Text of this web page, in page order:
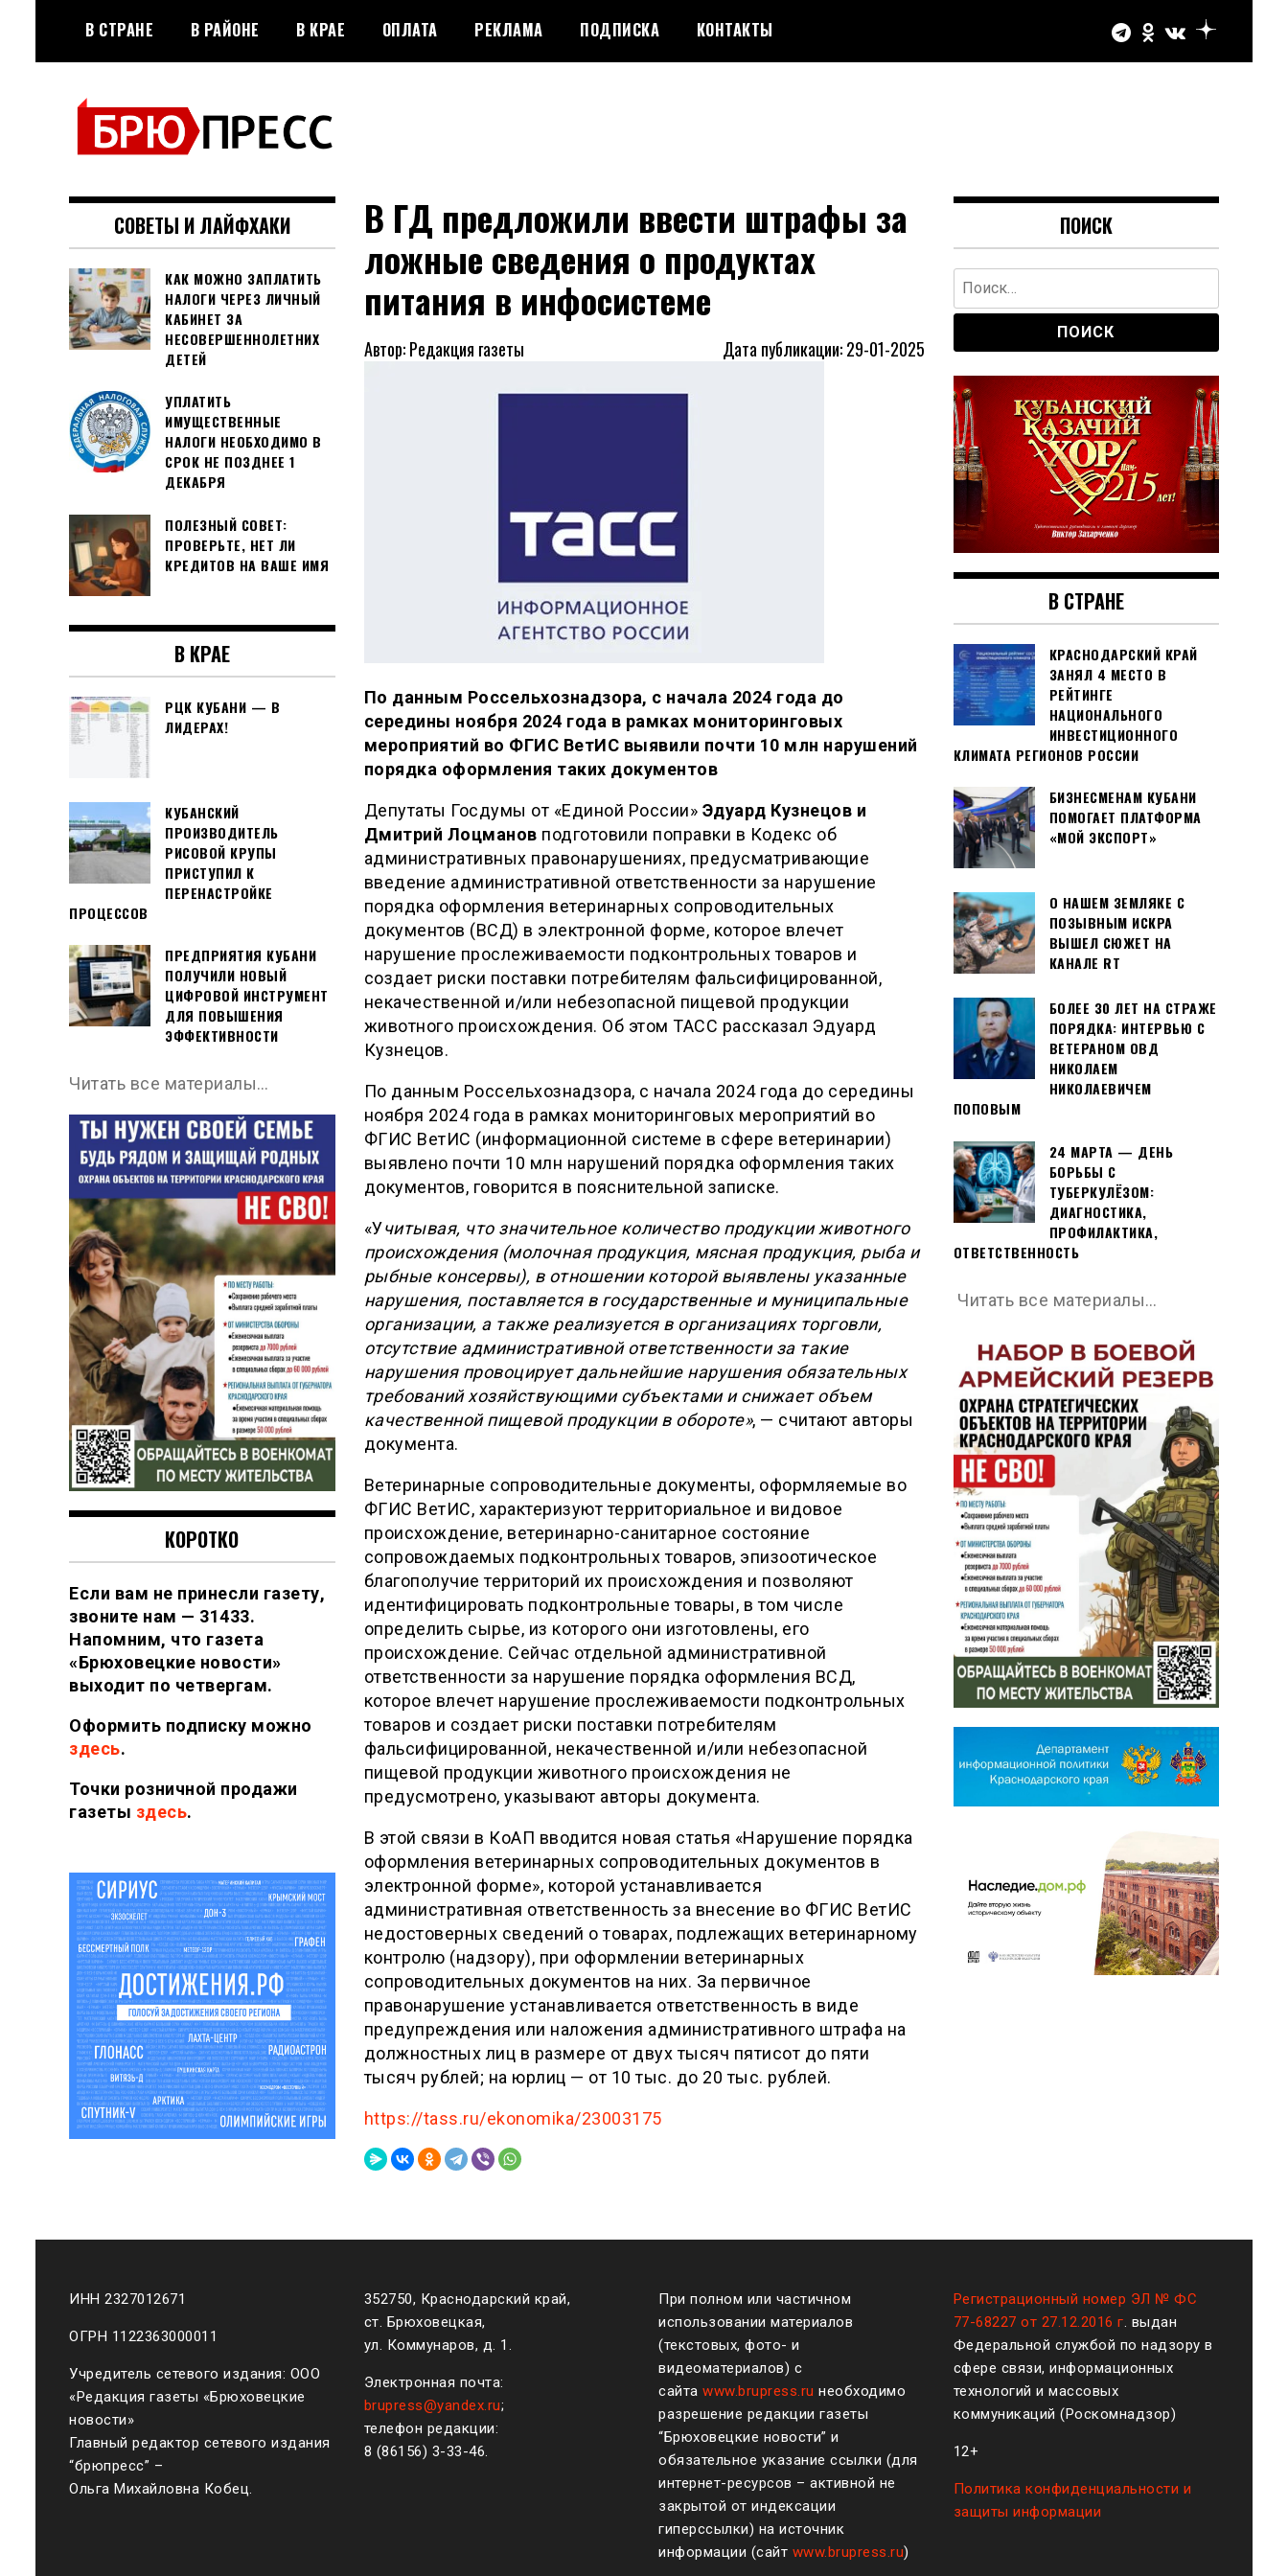
содержимому
В СТРАНЕ В РАЙОНЕ В КРАЕ ОПЛАТА РЕКЛАМА ПОДПИСКА КОНТАКТЫ
БРЮПРЕСС
Официальный сайт газеты
"Брюховецкие новости"
В ГД предложили ввести штрафы за
ложные сведения о продуктах
питания в инфосистеме
Автор: Редакция газеты Дата публикации: 29-01-2025
По данным Россельхознадзора, с начала 2024 года до
середины ноября 2024 года в рамках мониторинговых
мероприятий во ФГИС ВетИС выявили почти 10 млн нарушений
порядка оформления таких документов
Депутаты Госдумы от «Единой России» Эдуард Кузнецов и
Дмитрий Лоцманов подготовили поправки в Кодекс об
административных правонарушениях, предусматривающие
введение административной ответственности за нарушение
порядка оформления ветеринарных сопроводительных
документов (ВСД) в электронной форме, которое влечет
нарушение прослеживаемости подконтрольных товаров и
создает риски поставки потребителям фальсифицированной,
некачественной и/или небезопасной пищевой продукции
животного происхождения. Об этом ТАСС рассказал Эдуард
Кузнецов.
По данным Россельхознадзора, с начала 2024 года до середины
ноября 2024 года в рамках мониторинговых мероприятий во
ФГИС ВетИС (информационной системе в сфере ветеринарии)
выявлено почти 10 млн нарушений порядка оформления таких
документов, говорится в пояснительной записке.
«Учитывая, что значительное количество продукции животного
происхождения (молочная продукция, мясная продукция, рыба и
рыбные консервы), в отношении которой выявлены указанные
нарушения, поставляется в государственные и муниципальные
организации, а также реализуется в организациях торговли,
отсутствие административной ответственности за такие
нарушения провоцирует дальнейшие нарушения обязательных
требований хозяйствующими субъектами и снижает объем
качественной пищевой продукции в обороте», — считают авторы
документа.
Ветеринарные сопроводительные документы, оформляемые во
ФГИС ВетИС, характеризуют территориальное и видовое
происхождение, ветеринарно-санитарное состояние
сопровождаемых подконтрольных товаров, эпизоотическое
благополучие территорий их происхождения и позволяют
идентифицировать подконтрольные товары, в том числе
определить сырье, из которого они изготовлены, его
происхождение. Сейчас отдельной административной
ответственности за нарушение порядка оформления ВСД,
которое влечет нарушение прослеживаемости подконтрольных
товаров и создает риски поставки потребителям
фальсифицированной, некачественной и/или небезопасной
пищевой продукции животного происхождения не
предусмотрено, указывают авторы документа.
В этой связи в КоАП вводится новая статья «Нарушение порядка
оформления ветеринарных сопроводительных документов в
электронной форме», которой устанавливается
административная ответственность за внесение во ФГИС ВетИС
недостоверных сведений о товарах, подлежащих ветеринарному
контролю (надзору), при оформлении ветеринарных
сопроводительных документов на них. За первичное
правонарушение устанавливается ответственность в виде
предупреждения или наложения административного штрафа на
должностных лиц в размере от двух тысяч пятисот до пяти
тысяч рублей; на юрлиц — от 10 тыс. до 20 тыс. рублей.
https://tass.ru/ekonomika/23003175
СОВЕТЫ И ЛАЙФХАКИ
КАК МОЖНО ЗАПЛАТИТЬ
НАЛОГИ ЧЕРЕЗ ЛИЧНЫЙ
КАБИНЕТ ЗА
НЕСОВЕРШЕННОЛЕТНИХ
ДЕТЕЙ
УПЛАТИТЬ
ИМУЩЕСТВЕННЫЕ
НАЛОГИ НЕОБХОДИМО В
СРОК НЕ ПОЗДНЕЕ 1
ДЕКАБРЯ
ПОЛЕЗНЫЙ СОВЕТ:
ПРОВЕРЬТЕ, НЕТ ЛИ
КРЕДИТОВ НА ВАШЕ ИМЯ
В КРАЕ
РЦК КУБАНИ — В
ЛИДЕРАХ!
КУБАНСКИЙ
ПРОИЗВОДИТЕЛЬ
РИСОВОЙ КРУПЫ
ПРИСТУПИЛ К
ПЕРЕНАСТРОЙКЕ
ПРОЦЕССОВ
ПРЕДПРИЯТИЯ КУБАНИ
ПОЛУЧИЛИ НОВЫЙ
ЦИФРОВОЙ ИНСТРУМЕНТ
ДЛЯ ПОВЫШЕНИЯ
ЭФФЕКТИВНОСТИ
Читать все материалы…
КОРОТКО
Если вам не принесли газету,
звоните нам — 31433.
Напомним, что газета
«Брюховецкие новости»
выходит по четвергам.
Оформить подписку можно
здесь.
Точки розничной продажи
газеты здесь.
ПОИСК
Найти:
В СТРАНЕ
КРАСНОДАРСКИЙ КРАЙ
ЗАНЯЛ 4 МЕСТО В
РЕЙТИНГЕ
НАЦИОНАЛЬНОГО
ИНВЕСТИЦИОННОГО
КЛИМАТА РЕГИОНОВ РОССИИ
БИЗНЕСМЕНАМ КУБАНИ
ПОМОГАЕТ ПЛАТФОРМА
«МОЙ ЭКСПОРТ»
О НАШЕМ ЗЕМЛЯКЕ С
ПОЗЫВНЫМ ИСКРА
ВЫШЕЛ СЮЖЕТ НА
КАНАЛЕ RT
БОЛЕЕ 30 ЛЕТ НА СТРАЖЕ
ПОРЯДКА: ИНТЕРВЬЮ С
ВЕТЕРАНОМ ОВД
НИКОЛАЕМ
НИКОЛАЕВИЧЕМ
ПОПОВЫМ
24 МАРТА — ДЕНЬ
БОРЬБЫ С
ТУБЕРКУЛЁЗОМ:
ДИАГНОСТИКА,
ПРОФИЛАКТИКА,
ОТВЕТСТВЕННОСТЬ
Читать все материалы…
ИНН 2327012671
ОГРН 1122363000011
Учредитель сетевого издания: ООО
«Редакция газеты «Брюховецкие
новости»
Главный редактор сетевого издания
“брюпресс” –
Ольга Михайловна Кобец.
352750, Краснодарский край,
ст. Брюховецкая,
ул. Коммунаров, д. 1.
Электронная почта:
brupress@yandex.ru;
телефон редакции:
8 (861 56) 3-33-46.
При полном или частичном
использовании материалов
(текстовых, фото- и
видеоматериалов) с
сайта www.brupress.ru необходимо
разрешение редакции газеты
“Брюховецкие новости” и
обязательное указание ссылки (для
интернет-ресурсов – активной не
закрытой от индексации
гиперссылки) на источник
информации (сайт www.brupress.ru)
Регистрационный номер ЭЛ № ФС
77-68227 от 27.12.2016 г. выдан
Федеральной службой по надзору в
сфере связи, информационных
технологий и массовых
коммуникаций (Роскомнадзор)
12+
Политика конфиденциальности и
защиты информации